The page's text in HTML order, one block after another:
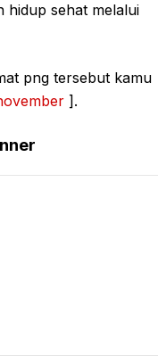
hidup sehat melalui
png tersebut kamu
].